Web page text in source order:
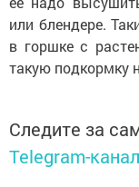
или блендере.
в горшке с
такую подкормку
Следите за
Telegram-